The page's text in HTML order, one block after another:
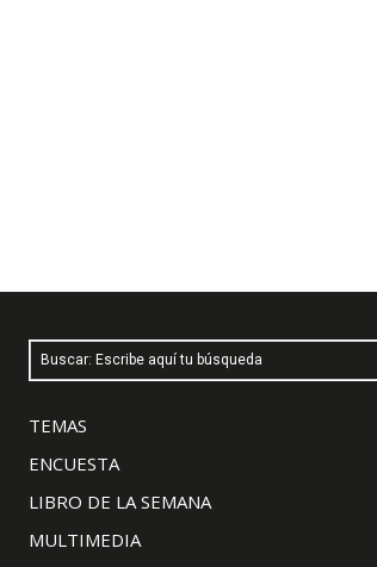
Buscar: Escribe aquí tu búsqueda
TEMAS
ENCUESTA
LIBRO DE LA SEMANA
MULTIMEDIA